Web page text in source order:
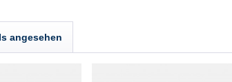
angesehen